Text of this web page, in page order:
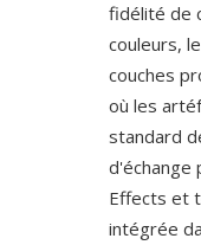
fidélité de
couleurs,
couches
où les
standard
d'échange
Effects et
intégrée